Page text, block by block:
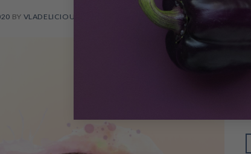
BY VLADELICIOUS